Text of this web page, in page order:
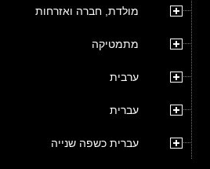
מולדת, חברה ואזרחות
מתמטיקה
ערבית
עברית
עברית כשפה שנייה